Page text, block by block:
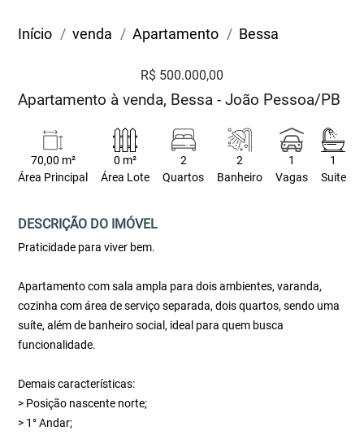
Início venda Apartamento Bessa
R$ 500.000,00
Apartamento à venda, Bessa - João Pessoa/PB
70,00 m²
Área Principal
0 m²
Área Lote
2
Quartos
2
Banheiro
1
Vagas
1
Suite
DESCRIÇÃO DO IMÓVEL
Praticidade para viver bem.
Apartamento com sala ampla para dois ambientes, varanda,
cozinha com área de serviço separada, dois quartos, sendo uma
suíte, além de banheiro social, ideal para quem busca
funcionalidade.
Demais características:
> Posição nascente norte;
> 1° Andar;